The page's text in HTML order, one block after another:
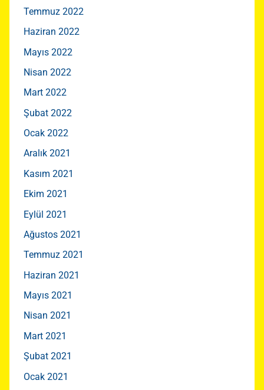
Temmuz 2022
Haziran 2022
Mayıs 2022
Nisan 2022
Mart 2022
Şubat 2022
Ocak 2022
Aralık 2021
Kasım 2021
Ekim 2021
Eylül 2021
Ağustos 2021
Temmuz 2021
Haziran 2021
Mayıs 2021
Nisan 2021
Mart 2021
Şubat 2021
Ocak 2021